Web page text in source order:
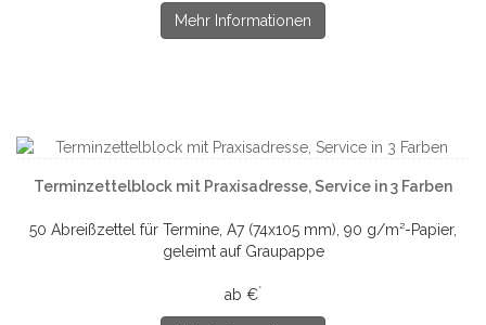
Mehr Informationen
Terminzettelblock mit Praxisadresse, Service in 3 Farben
50 Abreißzettel für Termine, A7 (74x105 mm), 90 g/m²-Papier,
geleimt auf Graupappe
ab €*